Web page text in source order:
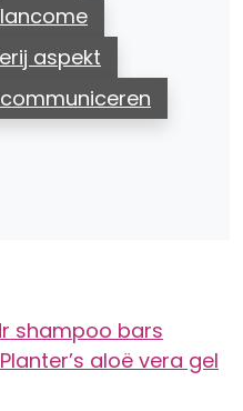
lancome
aspekt
shampoo bars
aloë vera gel